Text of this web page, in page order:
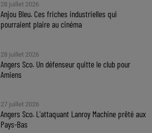
28 juillet 2026
Anjou Bleu. Ces friches industrielles qui
pourraient plaire au cinéma
28 juillet 2026
Angers Sco. Un défenseur quitte le club pour
Amiens
27 juillet 2026
Angers Sco. L'attaquant Lanroy Machine prêté aux
Pays-Bas